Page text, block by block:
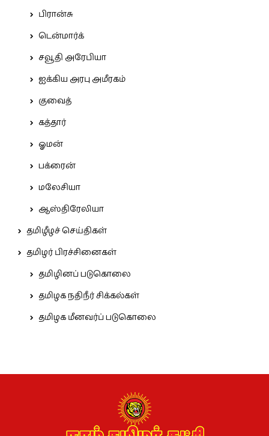
பிரான்சு
டென்மார்க்
சவூதி அரேபியா
ஐக்கிய அரபு அமீரகம்
குவைத்
கத்தார்
ஓமன்
பக்ரைன்
மலேசியா
ஆஸ்திரேலியா
தமிழீழச் செய்திகள்
தமிழர் பிரச்சினைகள்
தமிழினப் படுகொலை
தமிழக நதிநீர் சிக்கல்கள்
தமிழக மீனவர்ப் படுகொலை